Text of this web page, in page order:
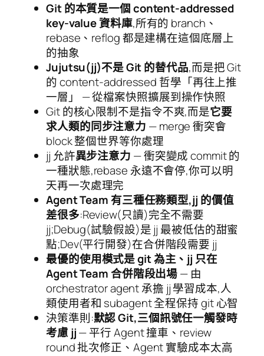
Git 的本質是一個 content-addressed
key-value 資料庫,所有的 branch、
rebase、reflog 都是建構在這個底層上
的抽象
Jujutsu(jj)不是 Git 的替代品,而是把 Git
的 content-addressed 哲學「再往上推
一層」 — 從檔案快照擴展到操作快照
Git 的核心限制不是指令不爽,而是它要
求人類的同步注意力 — merge 衝突會
block 整個世界等你處理
jj 允許異步注意力 — 衝突變成 commit 的
一種狀態,rebase 永遠不會停,你可以明
天再一次處理完
Agent Team 有三種任務類型,jj 的價值
差很多:Review(只讀)完全不需要
jj;Debug(試驗假設)是 jj 最被低估的甜蜜
點;Dev(平行開發)在合併階段需要 jj
最優的使用模式是 git 為主、jj 只在
Agent Team 合併階段出場— 由
orchestrator agent 承擔 jj 學習成本,人
類使用者和 subagent 全程保持 git 心智
決策準則:默認 Git,三個訊號任一觸發時
考慮 jj— 平行 Agent 撞車、review
round 批次修正、Agent 實驗成本太高